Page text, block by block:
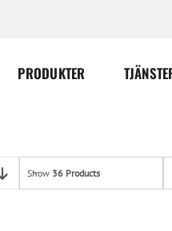
PRODUKTER
Show 36 Products